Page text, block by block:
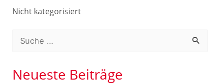
Nicht kategorisiert
c
Neueste Beiträge